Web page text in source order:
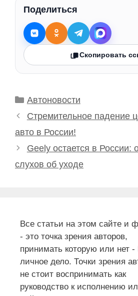
Поделиться
Скопировать
Рубрики
Автоновости
Стремительное падение
авто в России!
Geely остается в России:
слухов об уходе
Все статьи на этом сайте и
- это точка зрения авторов,
принимать которую или нет
личное дело. Точки зрения
не стоит воспринимать как
руководство к исполнению